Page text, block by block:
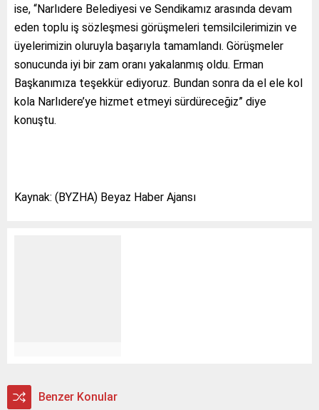
ise, “Narlıdere Belediyesi ve Sendikamız arasında devam
eden toplu iş sözleşmesi görüşmeleri temsilcilerimizin ve
üyelerimizin oluruyla başarıyla tamamlandı. Görüşmeler
sonucunda iyi bir zam oranı yakalanmış oldu. Erman
Başkanımıza teşekkür ediyoruz. Bundan sonra da el ele kol
kola Narlıdere’ye hizmet etmeyi sürdüreceğiz” diye
konuştu.
Kaynak: (BYZHA) Beyaz Haber Ajansı
Benzer Konular